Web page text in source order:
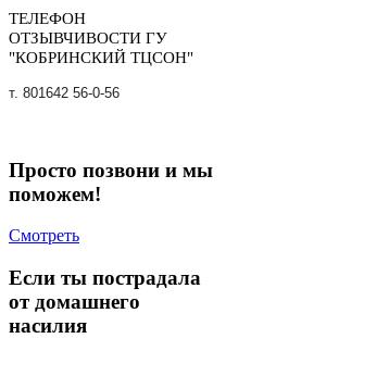
ТЕЛЕФОН
ОТЗЫВЧИВОСТИ ГУ
"КОБРИНСКИЙ ТЦСОН"
т. 801642 56-0-56
Просто позвони и мы
поможем!
Смотреть
Если ты пострадала
от домашнего
насилия